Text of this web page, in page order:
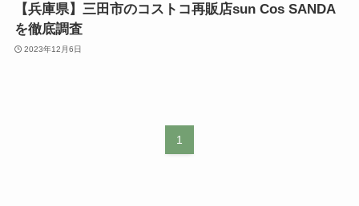
【兵庫県】三田市のコストコ再販店sun Cos SANDA
を徹底調査
2023年12月6日
1